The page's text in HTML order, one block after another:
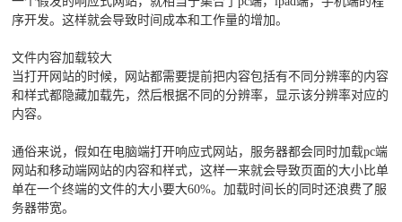
序开发。这样就会导致时间成本和工作量的增加。
文件内容加载较大
当打开网站的时候，网站都需要提前把内容包括有不同分辨率的内容
和样式都隐藏加载先，然后根据不同的分辨率，显示该分辨率对应的
内容。
通俗来说，假如在电脑端打开响应式网站，服务器都会同时加载pc端
网站和移动端网站的内容和样式，这样一来就会导致页面的大小比单
单在一个终端的文件的大小要大60%。加载时间长的同时还浪费了服
务器带宽。